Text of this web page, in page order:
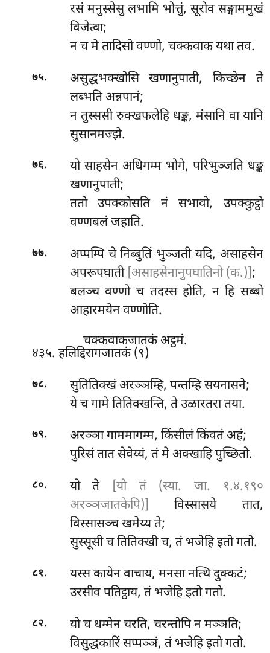
रसं मनुस्सेसु लभामि भोत्तुं, सूरोव सङ्गाममुखं
विजेत्वा;
न च मे तादिसो वण्णो, चक्कवाक यथा तव.
७५.
असुद्धभक्खोसि खणानुपाती, किच्छेन ते
लब्भति अन्नपानं;
न तुस्ससी रुक्खफलेहि धङ्क, मंसानि वा यानि
सुसानमज्झे.
७६. यो साहसेन अधिगम्म भोगे, परिभुञ्जति धङ्क
खणानुपाती;
ततो उपक्कोसति नं सभावो, उपक्कुट्ठो
वण्णबलं जहाति.
७७.
अप्पम्पि चे निब्बुतिं भुञ्जती यदि, असाहसेन
अपरूपघाती [असाहसेनानुपघातिनो (क.)];
बलञ्च वण्णो च तदस्स होति, न हि सब्बो
आहारमयेन वण्णोति.
चक्कवाकजातकं अट्ठमं.
४३५. हलिद्दिरागजातकं (९)
७८.
सुतितिक्खं अरञ्ञम्हि, पन्तम्हि सयनासने;
ये च गामे तितिक्खन्ति, ते उळारतरा तया.
७९.
अरञ्ञा गाममागम्म, किंसीलं किंवतं अहं;
पुरिसं तात सेवेय्यं, तं मे अक्खाहि पुच्छितो.
८०. यो ते
[यो तं (स्या. जा. १.४.१९०
अरञ्ञजातकेपि)] विस्सासये तात,
विस्सासञ्च खमेय्य ते;
सुस्सूसी च तितिक्खी च, तं भजेहि इतो गतो.
८१. यस्सकायेन वाचाय, मनसा नत्थि दुक्कटं;
उरसीव पतिट्ठाय, तं भजेहि इतो गतो.
८२.
यो च धम्मेन चरति, चरन्तोपि न मञ्ञति;
विसुद्धकारिं सप्पञ्ञं, तं भजेहि इतो गतो.